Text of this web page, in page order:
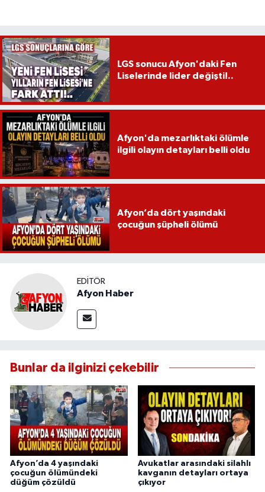
LGS sonucu Afyon'daki Fen
Liselerinde lider değişti!..
Afyon'da mezarlıktaki ölümle
ilgili olayın detayları belli oldu
Afyon’da dört yaşındaki
çocuğun şüpheli ölümü
EDITÖR
Afyon Haber
Bunlar da ilginizi çekebilir
Afyon’da 4 yaşındaki
çocuğun ölümündeki
düğüm çözüldü
Avukatlar arasındaki silahlı
kavganın detayları ortaya
çıkıyor